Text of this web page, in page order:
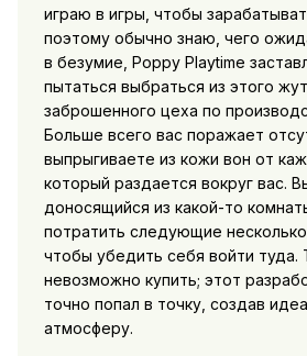
играю в игры, чтобы
поэтому обычно знаю, чего
в безумие, Poppy Playtime
пытаться выбраться из этого
заброшенного цеха по
Больше всего вас поражает
выпрыгиваете из кожи вон от
который раздается вокруг вас.
доносящийся из какой-то
потратить следующие несколько
чтобы убедить себя войти туда.
невозможно купить; этот
точно попал в точку, создав
атмосферу.